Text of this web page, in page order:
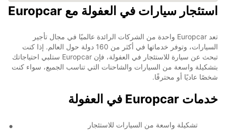
استئجار سيارات في العفولة مع Europcar
تعد Europcar واحدة من الشركات الرائدة عالميًا في مجال تأجير
السيارات، وتوفر خدماتها في أكثر من 160 دولة حول العالم. إذا كنت
تبحث عن سيارة للاستئجار في العفولة، فإن Europcar ستلبي احتياجاتك
بتشكيلة واسعة من السيارات والشاحنات التي تناسب الجميع، سواء كنت
شخصًا عاديًا أو محترفًا.
خدمات Europcar في العفولة
تشكيلة واسعة من السيارات للاستئجار